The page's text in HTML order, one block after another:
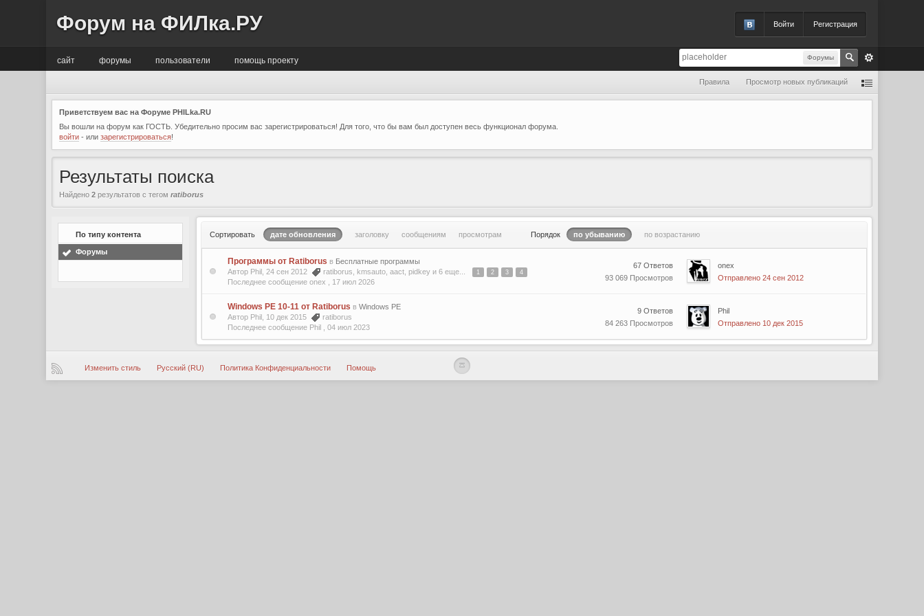
Войти Регистрация
Форум на ФИЛка.РУ
Форумы
сайт помощь проекту
форумы пользователи
Правила Просмотр новых публикаций
Приветствуем вас на Форуме PHILka.RU
Вы вошли на форум как ГОСТЬ. Убедительно просим вас зарегистрироваться! Для того, что бы вам был доступен весь функционал форума.
войти - илизарегистрироваться!
Результаты поиска
Найдено2 результатов с тегомratiborus
По типу контента
Форумы
Сортировать дате обновления заголовку сообщениям просмотрам Порядок по убыванию по возрастанию
Программы от Ratiborus в Бесплатные программы
Автор Phil, 24 сен 2012
ratiborus kmsauto ,aact ,pidkey и 6 еще... 1 2 3 4
Последнее сообщение onex , 17 июл 2026
67 Ответов
93 069 Просмотров
onex
Отправлено 24 сен 2012
Windows PE 10-11 от Ratiborus в Windows PE
Автор Phil, 10 дек 2015
ratiborus
Последнее сообщение Phil ,04 июл 2023
9 Ответов
84 263 Просмотров
Phil
Отправлено 10 дек 2015
Изменить стиль Русский (RU) Политика Конфиденциальности Помощь